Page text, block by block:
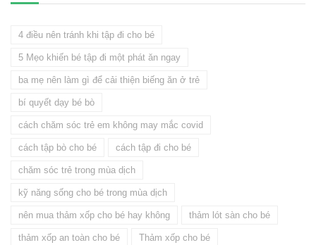
4 điều nên tránh khi tập đi cho bé
5 Mẹo khiến bé tập đi một phát ăn ngay
ba mẹ nên làm gì để cải thiện biếng ăn ở trẻ
bí quyết dạy bé bò
cách chăm sóc trẻ em không may mắc covid
cách tập bò cho bé cách tập đi cho bé
chăm sóc trẻ trong mùa dịch
kỹ năng sống cho bé trong mùa dịch
nên mua thảm xốp cho bé hay không thảm lót sàn cho bé
thảm xốp an toàn cho bé Thảm xốp cho bé